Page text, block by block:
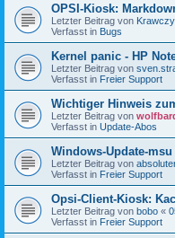
OPSI-Kiosk:
Letzter Beitrag von
Verfasst in Bugs
Kernel panic - HP
Letzter Beitrag von
Verfasst in Freier Support
Wichtiger Hinweis
Letzter Beitrag von
Verfasst in Update-Abos
Windows-Update-
Letzter Beitrag von
Verfasst in Freier Support
Opsi-Client-Kiosk:
Letzter Beitrag von bobo «
Verfasst in Freier Support